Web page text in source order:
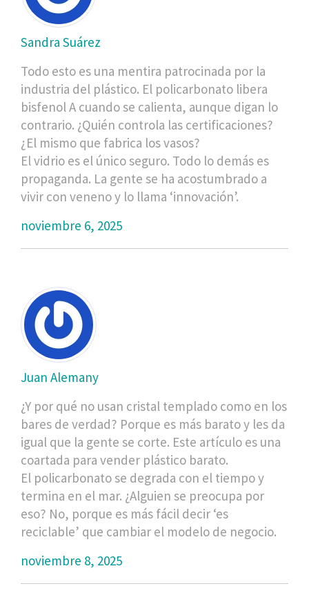
Sandra Suárez
Todo esto es una mentira patrocinada por la
industria del plástico. El policarbonato libera
bisfenol A cuando se calienta, aunque digan lo
contrario. ¿Quién controla las certificaciones?
¿El mismo que fabrica los vasos?
El vidrio es el único seguro. Todo lo demás es
propaganda. La gente se ha acostumbrado a
vivir con veneno y lo llama ‘innovación’.
noviembre 6, 2025
Juan Alemany
¿Y por qué no usan cristal templado como en los
bares de verdad? Porque es más barato y les da
igual que la gente se corte. Este artículo es una
coartada para vender plástico barato.
El policarbonato se degrada con el tiempo y
termina en el mar. ¿Alguien se preocupa por
eso? No, porque es más fácil decir ‘es
reciclable’ que cambiar el modelo de negocio.
noviembre 8, 2025